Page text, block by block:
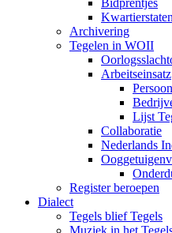
Bidprentjes
Kwartierstaten
Archivering
Tegelen in WOII
Arbeitseinsatz
Lijst
Collaboratie
Nederlands
Register beroepen
Dialect
Tegels blief Tegels
Muziek in het